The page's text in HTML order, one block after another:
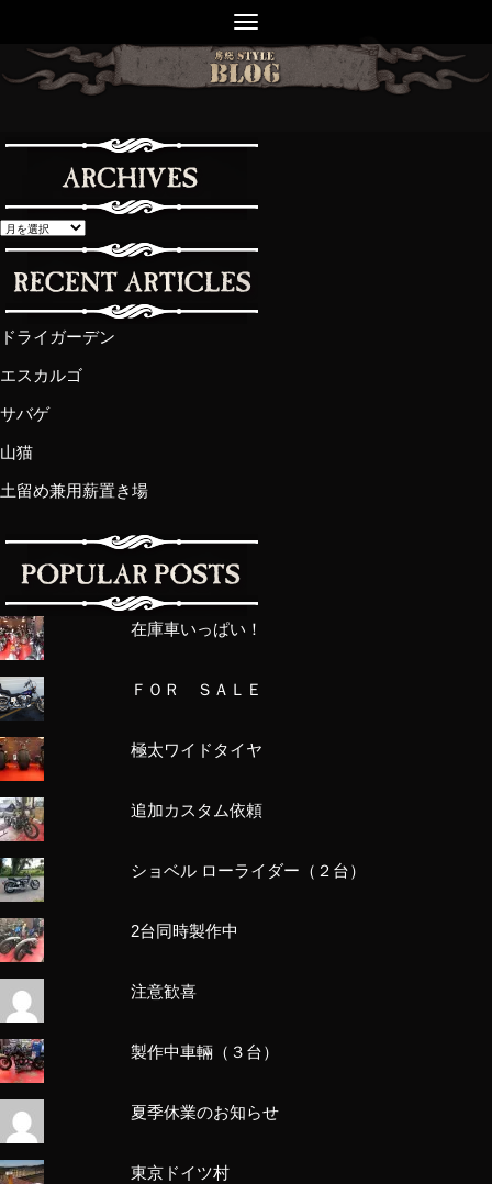
ドライガーデン
エスカルゴ
サバゲ
山猫
土留め兼用薪置き場
在庫車いっぱい！
ＦＯＲ ＳＡＬＥ
極太ワイドタイヤ
追加カスタム依頼
ショベル ローライダー（２台）
2台同時製作中
注意歓喜
製作中車輛（３台）
夏季休業のお知らせ
東京ドイツ村